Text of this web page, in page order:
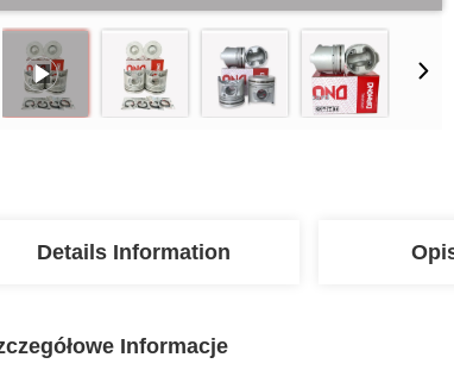
Details Information
Informacje